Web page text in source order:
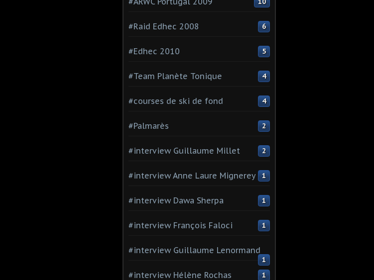
#Raid Edhec 2008 6
#Edhec 2010 5
#Team Planète Tonique 4
#courses de ski de fond 4
#Palmarès 2
#interview Guillaume Millet 2
#interview Anne Laure Mignerey 1
#interview Dawa Sherpa 1
#interview François Faloci 1
#interview Guillaume Lenormand
1
#interview Hélène Rochas 1